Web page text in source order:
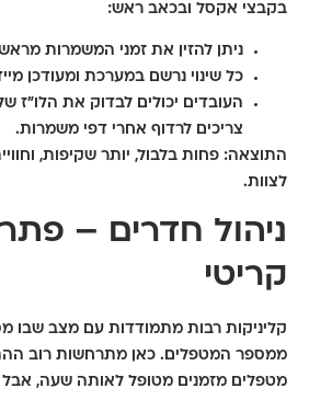
בקבצי אקסל ובכאב ראש:
ניתן להזין את זמני המשמרות
כל שינוי נרשם במערכת ומעודכן
העובדים יכולים לבדוק את הלו"ז
צריכים לרדוף אחרי דפי משמרות.
התוצאה: פחות בלבול, יותר שקיפות,
לצוות.
ניהול חדרים –
קריטי
קליניקות רבות מתמודדות עם מצב שבו
ממספר המטפלים. כאן מתרחשות רוב
מטפלים מזמנים מטופל לאותה שעה, אבל